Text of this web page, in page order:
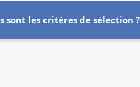
les critères de sélection ?